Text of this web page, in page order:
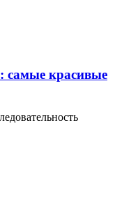
самые красивые